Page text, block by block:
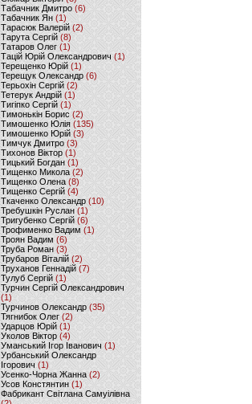
Табачник Дмитро (6)
Табачник Ян(1)
Тарасюк Валерій (2)
Тарута Сергій (8)
Татаров Олег(1)
Тацій Юрій Олександрович(1)
Терещенко Юрій(1)
Терещук Олександр(6)
Терьохін Сергій (2)
Тетерук Андрій (1)
Тигіпко Сергій(1)
Тимонькін Борис (2)
Тимошенко Юлія (135)
Тимошенко Юрій(3)
Тимчук Дмитро (3)
Тихонов Віктор (1)
Тицький Богдан (1)
Тищенко Микола (2)
Тищенко Олена (8)
Тищенко Сергій (4)
Ткаченко Олександр (10)
Требушкін Руслан (1)
Тригубенко Сергій(6)
Трофименко Вадим (1)
Троян Вадим (6)
Труба Роман(3)
Трубаров Віталій (2)
Труханов Геннадій (7)
Тулуб Сергій(1)
Турчин Сергій Олександрович
(1)
Турчинов Олександр(35)
Тягнибок Олег (2)
Ударцов Юрій (1)
Уколов Віктор(4)
Уманський Ігор Іванович(1)
Урбанський Олександр
Ігорович (1)
Усенко-Чорна Жанна (2)
Усов Констянтин(1)
Фабрикант Світлана Самуілівна